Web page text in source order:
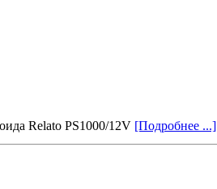
Relato PS1000/12V [Подробнее ...]